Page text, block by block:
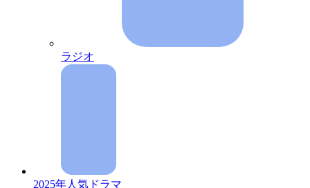
ラジオ
2025年人気ドラマ